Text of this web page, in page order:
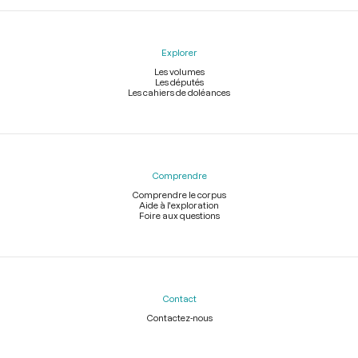
Explorer
Les volumes
Les députés
Les cahiers de doléances
Comprendre
Comprendre le corpus
Aide à l'exploration
Foire aux questions
Contact
Contactez-nous